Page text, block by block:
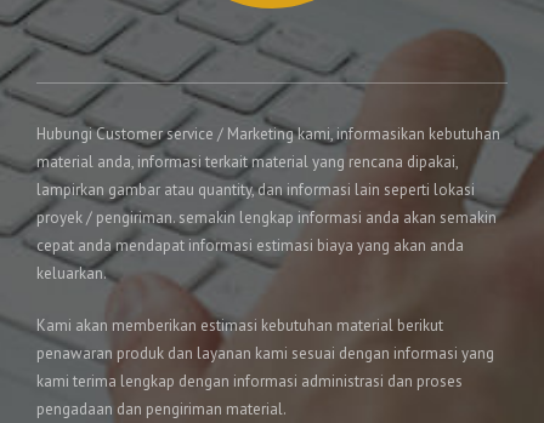
Hubungi Customer service / Marketing kami, informasikan kebutuhan
material anda, informasi terkait material yang rencana dipakai,
lampirkan gambar atau quantity, dan informasi lain seperti lokasi
proyek / pengiriman. semakin lengkap informasi anda akan semakin
cepat anda mendapat informasi estimasi biaya yang akan anda
keluarkan.
Kami akan memberikan estimasi kebutuhan material berikut
penawaran produk dan layanan kami sesuai dengan informasi yang
kami terima lengkap dengan informasi administrasi dan proses
pengadaan dan pengiriman material.